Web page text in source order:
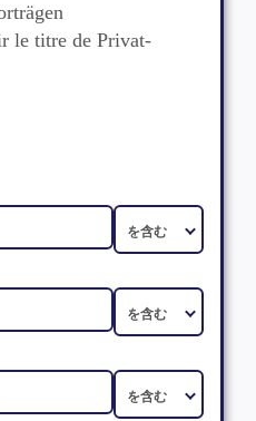
le titre de Privat-